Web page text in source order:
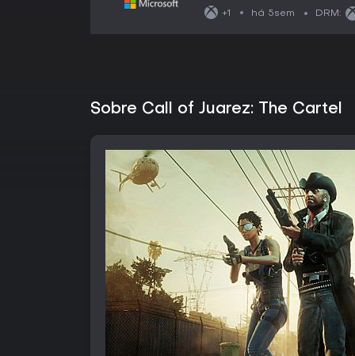
+1 há 5sem DRM:
Sobre Call of Juarez: The Cartel